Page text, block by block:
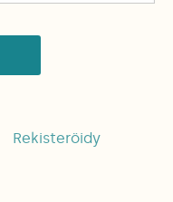
Rekisteröidy